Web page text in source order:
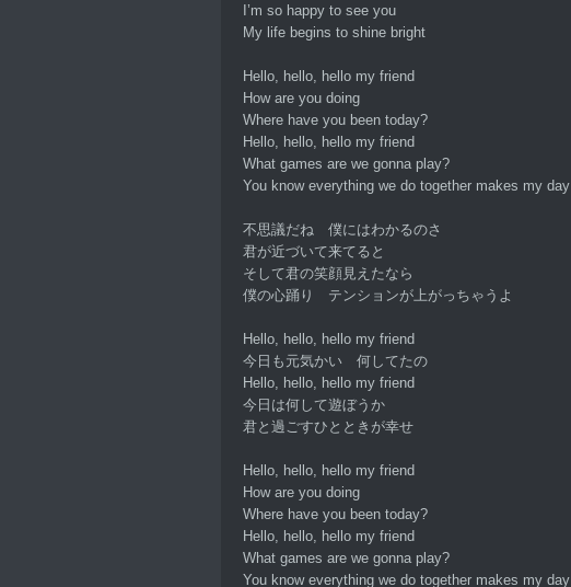
I’m so happy to see you
My life begins to shine bright
Hello, hello, hello my friend
How are you doing
Where have you been today?
Hello, hello, hello my friend
What games are we gonna play?
You know everything we do together makes my day
不思議だね 僕にはわかるのさ
君が近づいて来てると
そして君の笑顔見えたなら
僕の心踊り テンションが上がっちゃうよ
Hello, hello, hello my friend
今日も元気かい 何してたの
Hello, hello, hello my friend
今日は何して遊ぼうか
君と過ごすひとときが幸せ
Hello, hello, hello my friend
How are you doing
Where have you been today?
Hello, hello, hello my friend
What games are we gonna play?
You know everything we do together makes my day